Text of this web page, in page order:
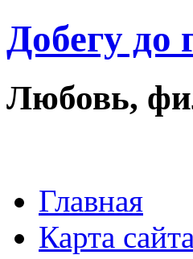
Добегу до
Любовь,
Главная
Карта сайта